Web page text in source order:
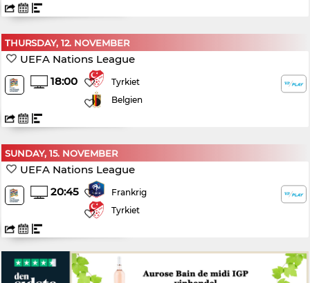
THURSDAY, 12. NOVEMBER
UEFA Nations League
18:00
Tyrkiet
Belgien
SUNDAY, 15. NOVEMBER
UEFA Nations League
20:45
Frankrig
Tyrkiet